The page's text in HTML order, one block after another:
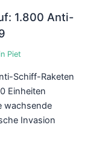
1.800 Anti-
Piet
Schiff-Raketen
Einheiten
wachsende
Invasion